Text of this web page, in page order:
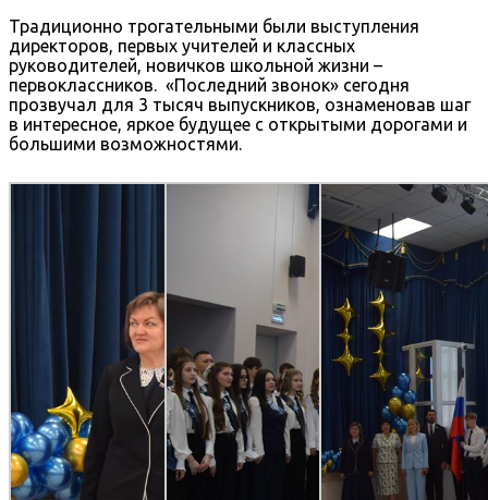
Традиционно трогательными были выступления
директоров, первых учителей и классных
руководителей, новичков школьной жизни –
первоклассников. «Последний звонок» сегодня
прозвучал для 3 тысяч выпускников, ознаменовав шаг
в интересное, яркое будущее с открытыми дорогами и
большими возможностями.